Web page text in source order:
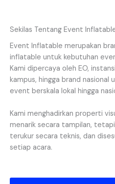
Sekilas Tentang Event
Event Inflatable merupakan
inflatable untuk kebutuhan
Kami dipercaya oleh EO,
kampus, hingga brand nasional
event berskala lokal hingga
Kami menghadirkan properti
menarik secara tampilan, tetapi
terukur secara teknis, dan
setiap acara.